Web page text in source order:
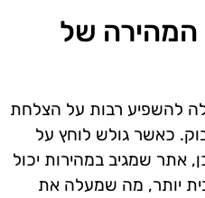
המהירה של
להשפיע רבות על הצלחת
כאשר גולש לוחץ על
אתר שמגיב במהירות יכול
יותר, מה שמעלה את